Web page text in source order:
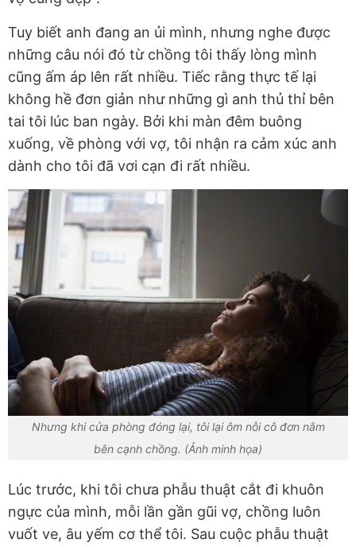
Tuy biết anh đang an ủi mình, nhưng nghe được
những câu nói đó từ chồng tôi thấy lòng mình
cũng ấm áp lên rất nhiều. Tiếc rằng thực tế lại
không hề đơn giản như những gì anh thủ thỉ bên
tai tôi lúc ban ngày. Bởi khi màn đêm buông
xuống, về phòng với vợ, tôi nhận ra cảm xúc anh
dành cho tôi đã vơi cạn đi rất nhiều.
Nhưng khi cửa phòng đóng lại, tôi lại ôm nỗi cô đơn nằm
bên cạnh chồng. (Ảnh minh họa)
Lúc trước, khi tôi chưa phẫu thuật cắt đi khuôn
ngực của mình, mỗi lần gần gũi vợ, chồng luôn
vuốt ve, âu yếm cơ thể tôi. Sau cuộc phẫu thuật